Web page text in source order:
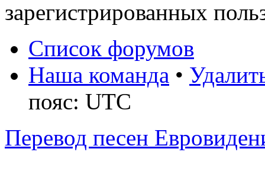
зарегистрированных
Список форумов
Наша команда •
пояс: UTC
Перевод песен